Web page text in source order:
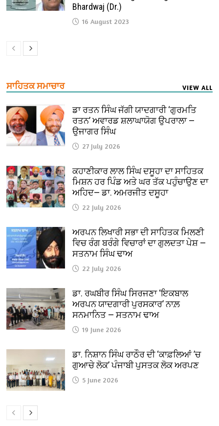
Bhardwaj (Dr.)
16 August 2023
ਸਾਹਿਤਕ ਸਮਾਚਾਰ VIEW ALL
ਡਾ ਰਤਨ ਸਿੰਘ ਜੱਗੀ ਯਾਦਗਾਰੀ ‘ਗੁਰਮਤਿ
ਰਤਨ’ ਅਵਾਰਡ ਸ਼ਲਾਘਾਯੋਗ ਉਪਰਾਲਾ —
ਉਜਾਗਰ ਸਿੰਘ
27 July 2026
ਕਹਾਣੀਕਾਰ ਲਾਲ ਸਿੰਘ ਦਸੂਹਾ ਦਾ ਸਾਹਿਤਕ
ਮਿਸ਼ਨ ਹਰ ਪਿੰਡ ਅਤੇ ਘਰ ਤੱਕ ਪਹੁੰਚਾਉਣ ਦਾ
ਅਹਿਦ— ਡਾ. ਅਮਰਜੀਤ ਦਸੂਹਾ
22 July 2026
ਅਰਪਨ ਲਿਖਾਰੀ ਸਭਾ ਦੀ ਸਾਹਿਤਕ ਮਿਲਣੀ
ਵਿਚ ਰੰਗ ਬਰੰਗੇ ਵਿਚਾਰਾਂ ਦਾ ਗੁਲਦਤਾ ਪੇਸ਼ —
ਸਤਨਾਮ ਸਿੰਘ ਢਾਅ
22 July 2026
ਡਾ. ਰਘਬੀਰ ਸਿੰਘ ਸਿਰਜਣਾ ‘ਇਕਬਾਲ
ਅਰਪਨ ਯਾਦਗਾਰੀ ਪੁਰਸਕਾਰ’ ਨਾਲ਼
ਸਨਮਾਨਿਤ — ਸਤਨਾਮ ਢਾਅ
19 June 2026
ਡਾ. ਨਿਸ਼ਾਨ ਸਿੰਘ ਰਾਠੌਰ ਦੀ ‘ਕਾਫ਼ਲਿਆਂ ’ਚ
ਗੁਆਚੇ ਲੋਕ’ ਪੰਜਾਬੀ ਪੁਸਤਕ ਲੋਕ ਅਰਪਣ
5 June 2026